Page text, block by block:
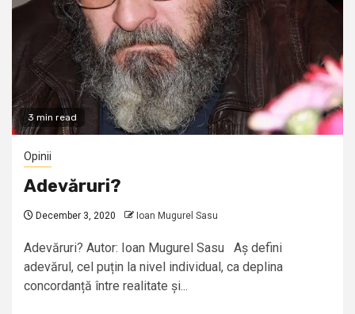
3 min read
Opinii
Adevăruri?
December 3, 2020 Ioan Mugurel Sasu
Adevăruri? Autor: Ioan Mugurel Sasu Aș defini
adevărul, cel puțin la nivel individual, ca deplina
concordanță între realitate și...